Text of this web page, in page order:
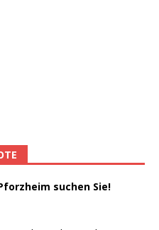
suchen Sie!